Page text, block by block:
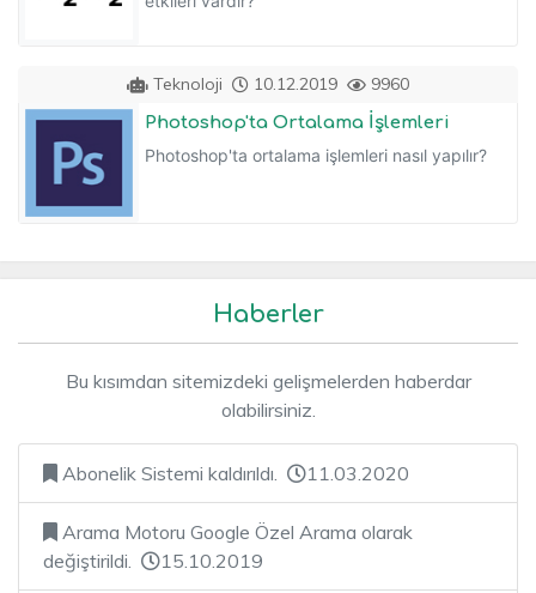
Teknoloji 10.12.2019 9960
Photoshop'ta Ortalama İşlemleri
Photoshop'ta ortalama işlemleri nasıl yapılır?
Haberler
Bu kısımdan sitemizdeki gelişmelerden haberdar
olabilirsiniz.
Abonelik Sistemi kaldırıldı. 11.03.2020
Arama Motoru Google Özel Arama olarak
değiştirildi.
15.10.2019